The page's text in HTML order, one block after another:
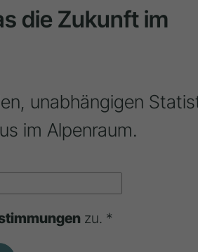
die Zukunft im
unabhängigen
im Alpenraum.
zu. *